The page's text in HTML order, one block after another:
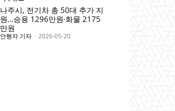
나주시, 전기차 총 50대 추가 지
원…승용 1296만원·화물 2175
만원
안행자 기자 - 2026-05-20